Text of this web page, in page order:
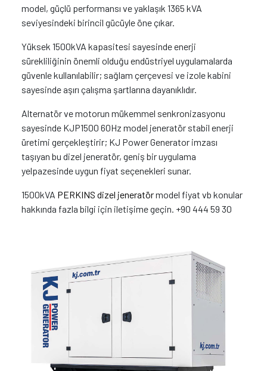
model, güçlü performansı ve yaklaşık 1365 kVA
seviyesindeki birincil gücüyle öne çıkar.
Yüksek 1500kVA kapasitesi sayesinde enerji
sürekliliğinin önemli olduğu endüstriyel uygulamalarda
güvenle kullanılabilir; sağlam çerçevesi ve izole kabini
sayesinde aşırı çalışma şartlarına dayanıklıdır.
Alternatör ve motorun mükemmel senkronizasyonu
sayesinde KJP1500 60Hz model jeneratör stabil enerji
üretimi gerçekleştirir; KJ Power Generator imzası
taşıyan bu dizel jeneratör, geniş bir uygulama
yelpazesinde uygun fiyat seçenekleri sunar.
1500kVA PERKINS dizel jeneratörmodel fiyat vb konular
hakkında fazla bilgi için iletişime geçin. +90 444 59 30